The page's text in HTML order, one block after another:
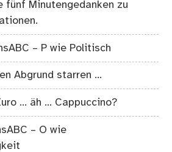
fünf Minutengedanken zu
– P wie Politisch
Abgrund starren …
… äh … Cappuccino?
– O wie